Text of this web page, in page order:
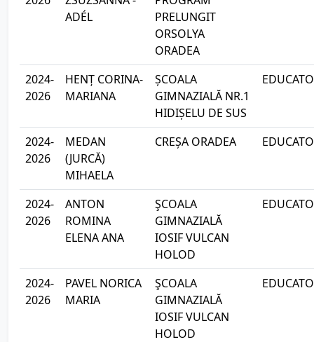
ADÉL
PRELUNGIT
ORSOLYA
ORADEA
2024-
2026
HENȚ CORINA-
MARIANA
ȘCOALA
GIMNAZIALĂ NR.1
HIDIȘELU DE SUS
2024-
2026
MEDAN
(JURCĂ)
MIHAELA
CREȘA ORADEA
2024-
2026
ANTON
ROMINA
ELENA ANA
ŞCOALA
GIMNAZIALĂ
IOSIF VULCAN
HOLOD
2024-
2026
PAVEL NORICA
MARIA
ŞCOALA
GIMNAZIALĂ
IOSIF VULCAN
HOLOD